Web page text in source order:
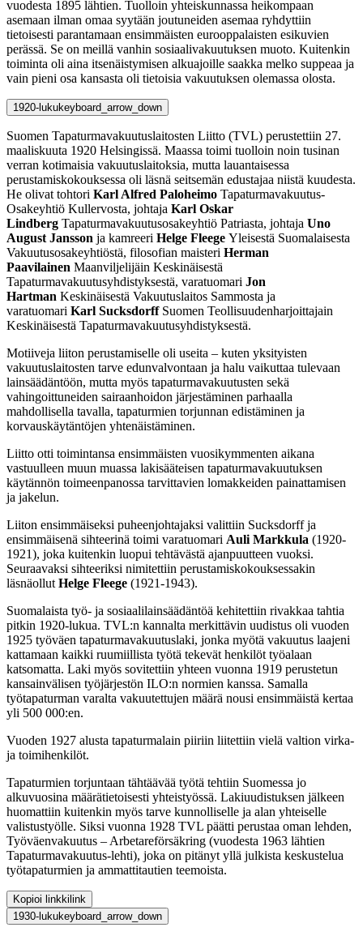
vuodesta 1895 lähtien. Tuolloin yhteiskunnassa heikompaan
asemaan ilman omaa syytään joutuneiden asemaa ryhdyttiin
tietoisesti parantamaan ensimmäisten eurooppalaisten esikuvien
perässä. Se on meillä vanhin sosiaalivakuutuksen muoto. Kuitenkin
toiminta oli aina itsenäistymisen alkuajoille saakka melko suppeaa ja
vain pieni osa kansasta oli tietoisia vakuutuksen olemassa olosta.
1920-lukukeyboard_arrow_down
Suomen Tapaturmavakuutuslaitosten Liitto (TVL) perustettiin 27.
maaliskuuta 1920 Helsingissä. Maassa toimi tuolloin noin tusinan
verran kotimaisia vakuutuslaitoksia, mutta lauantaisessa
perustamiskokouksessa oli läsnä seitsemän edustajaa niistä kuudesta.
He olivat tohtori Karl Alfred Paloheimo Tapaturmavakuutus-
Osakeyhtiö Kullervosta, johtaja Karl Oskar
Lindberg Tapaturmavakuutusosakeyhtiö Patriasta, johtaja Uno
August Jansson ja kamreeri Helge Fleege Yleisestä Suomalaisesta
Vakuutusosakeyhtiöstä, filosofian maisteri Herman
Paavilainen Maanviljelijäin Keskinäisestä
Tapaturmavakuutusyhdistyksestä, varatuomari Jon
Hartman Keskinäisestä Vakuutuslaitos Sammosta ja
varatuomari Karl SucksdorffSuomen Teollisuudenharjoittajain
Keskinäisestä Tapaturmavakuutusyhdistyksestä.
Motiiveja liiton perustamiselle oli useita – kuten yksityisten
vakuutuslaitosten tarve edunvalvontaan ja halu vaikuttaa tulevaan
lainsäädäntöön, mutta myös tapaturmavakuutusten sekä
vahingoittuneiden sairaanhoidon järjestäminen parhaalla
mahdollisella tavalla, tapaturmien torjunnan edistäminen ja
korvauskäytäntöjen yhtenäistäminen.
Liitto otti toimintansa ensimmäisten vuosikymmenten aikana
vastuulleen muun muassa lakisääteisen tapaturmavakuutuksen
käytännön toimeenpanossa tarvittavien lomakkeiden painattamisen
ja jakelun.
Liiton ensimmäiseksi puheenjohtajaksi valittiin Sucksdorff ja
ensimmäisenä sihteerinä toimi varatuomari Auli Markkula (1920-
1921), joka kuitenkin luopui tehtävästä ajanpuutteen vuoksi.
Seuraavaksi sihteeriksi nimitettiin perustamiskokouksessakin
läsnäollut Helge Fleege (1921-1943).
Suomalaista työ- ja sosiaalilainsäädäntöä kehitettiin rivakkaa tahtia
pitkin 1920-lukua. TVL:n kannalta merkittävin uudistus oli vuoden
1925 työväen tapaturmavakuutuslaki, jonka myötä vakuutus laajeni
kattamaan kaikki ruumiillista työtä tekevät henkilöt työalaan
katsomatta. Laki myös sovitettiin yhteen vuonna 1919 perustetun
kansainvälisen työjärjestön ILO:n normien kanssa. Samalla
työtapaturman varalta vakuutettujen määrä nousi ensimmäistä kertaa
yli 500 000:en.
Vuoden 1927 alusta tapaturmalain piiriin liitettiin vielä valtion virka-
ja toimihenkilöt.
Tapaturmien torjuntaan tähtäävää työtä tehtiin Suomessa jo
alkuvuosina määrätietoisesti yhteistyössä. Lakiuudistuksen jälkeen
huomattiin kuitenkin myös tarve kunnolliselle ja alan yhteiselle
valistustyölle. Siksi vuonna 1928 TVL päätti perustaa oman lehden,
Työväenvakuutus – Arbetareförsäkring (vuodesta 1963 lähtien
Tapaturmavakuutus-lehti), joka on pitänyt yllä julkista keskustelua
työtapaturmien ja ammattitautien teemoista.
Kopioi linkkilink
1930-lukukeyboard_arrow_down